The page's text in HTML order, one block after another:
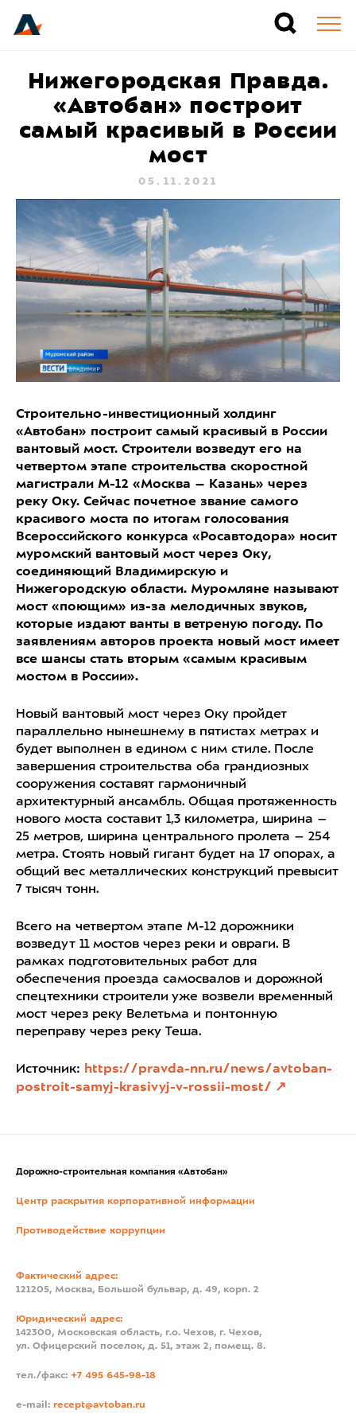
Нижегородская Правда.
«Автобан» построит
самый красивый в России
мост
05.11.2021
Строительно-инвестиционный холдинг
«Автобан» построит самый красивый в России
вантовый мост. Строители возведут его на
четвертом этапе строительства скоростной
магистрали М-12 «Москва – Казань» через
реку Оку. Сейчас почетное звание самого
красивого моста по итогам голосования
Всероссийского конкурса «Росавтодора» носит
муромский вантовый мост через Оку,
соединяющий Владимирскую и
Нижегородскую области. Муромляне называют
мост «поющим» из-за мелодичных звуков,
которые издают ванты в ветреную погоду. По
заявлениям авторов проекта новый мост имеет
все шансы стать вторым «самым красивым
мостом в России».
Новый вантовый мост через Оку пройдет
параллельно нынешнему в пятистах метрах и
будет выполнен в едином с ним стиле. После
завершения строительства оба грандиозных
сооружения составят гармоничный
архитектурный ансамбль. Общая протяженность
нового моста составит 1,3 километра, ширина –
25 метров, ширина центрального пролета – 254
метра. Стоять новый гигант будет на 17 опорах, а
общий вес металлических конструкций превысит
7 тысяч тонн.
Всего на четвертом этапе М-12 дорожники
возведут 11 мостов через реки и овраги. В
рамках подготовительных работ для
обеспечения проезда самосвалов и дорожной
спецтехники строители уже возвели временный
мост через реку Велетьма и понтонную
переправу через реку Теша.
Источник: https://pravda-nn.ru/news/avtoban-
postroit-samyj-krasivyj-v-rossii-most/
Дорожно-строительная компания «Автобан»
Центр раскрытия корпоративной информации
Противодействие коррупции
Фактический адрес:
121205, Москва, Большой бульвар, д. 49, корп. 2
Юридический адрес:
142300, Московская область, г.о. Чехов, г. Чехов,
ул. Офицерский поселок, д. 51, этаж 2, помещ. 8.
тел./факс: +7 495 645-98-18
e-mail: recept@avtoban.ru